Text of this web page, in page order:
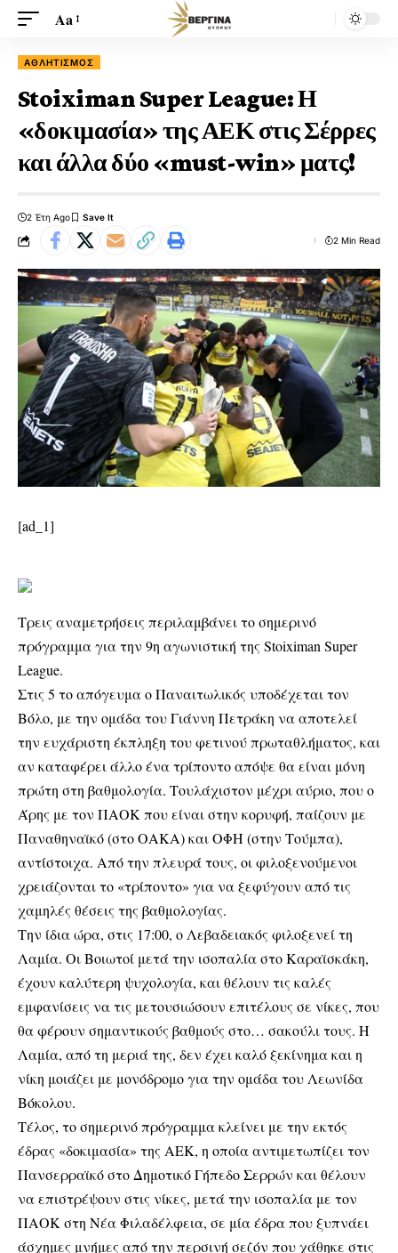
Aa
ΑΘΛΗΤΙΣΜΌΣ
Stoiximan Super League: Η
«δοκιμασία» της ΑΕΚ στις Σέρρες
και άλλα δύο «must-win» ματς!
2 Έτη Ago
2 Min Read
[ad_1]
Τρεις αναμετρήσεις περιλαμβάνει το σημερινό
πρόγραμμα για την 9η αγωνιστική της Stoiximan Super
League.
Στις 5 το απόγευμα ο Παναιτωλικός υποδέχεται τον
Βόλο, με την ομάδα του Γιάννη Πετράκη να αποτελεί
την ευχάριστη έκπληξη του φετινού πρωταθλήματος, και
αν καταφέρει άλλο ένα τρίποντο απόψε θα είναι μόνη
πρώτη στη βαθμολογία. Τουλάχιστον μέχρι αύριο, που ο
Άρης με τον ΠΑΟΚ που είναι στην κορυφή, παίζουν με
Παναθηναϊκό (στο ΟΑΚΑ) και ΟΦΗ (στην Τούμπα),
αντίστοιχα. Από την πλευρά τους, οι φιλοξενούμενοι
χρειάζονται το «τρίποντο» για να ξεφύγουν από τις
χαμηλές θέσεις της βαθμολογίας.
Την ίδια ώρα, στις 17:00, ο Λεβαδειακός φιλοξενεί τη
Λαμία. Οι Βοιωτοί μετά την ισοπαλία στο Καραϊσκάκη,
έχουν καλύτερη ψυχολογία, και θέλουν τις καλές
εμφανίσεις να τις μετουσιώσουν επιτέλους σε νίκες, που
θα φέρουν σημαντικούς βαθμούς στο… σακούλι τους. Η
Λαμία, από τη μεριά της, δεν έχει καλό ξεκίνημα και η
νίκη μοιάζει με μονόδρομο για την ομάδα του Λεωνίδα
Βόκολου.
Τέλος, το σημερινό πρόγραμμα κλείνει με την εκτός
έδρας «δοκιμασία» της ΑΕΚ, η οποία αντιμετωπίζει τον
Πανσερραϊκό στο Δημοτικό Γήπεδο Σερρών και θέλουν
να επιστρέψουν στις νίκες, μετά την ισοπαλία με τον
ΠΑΟΚ στη Νέα Φιλαδέλφεια, σε μία έδρα που ξυπνάει
άσχημες μνήμες από την περσινή σεζόν που χάθηκε στις